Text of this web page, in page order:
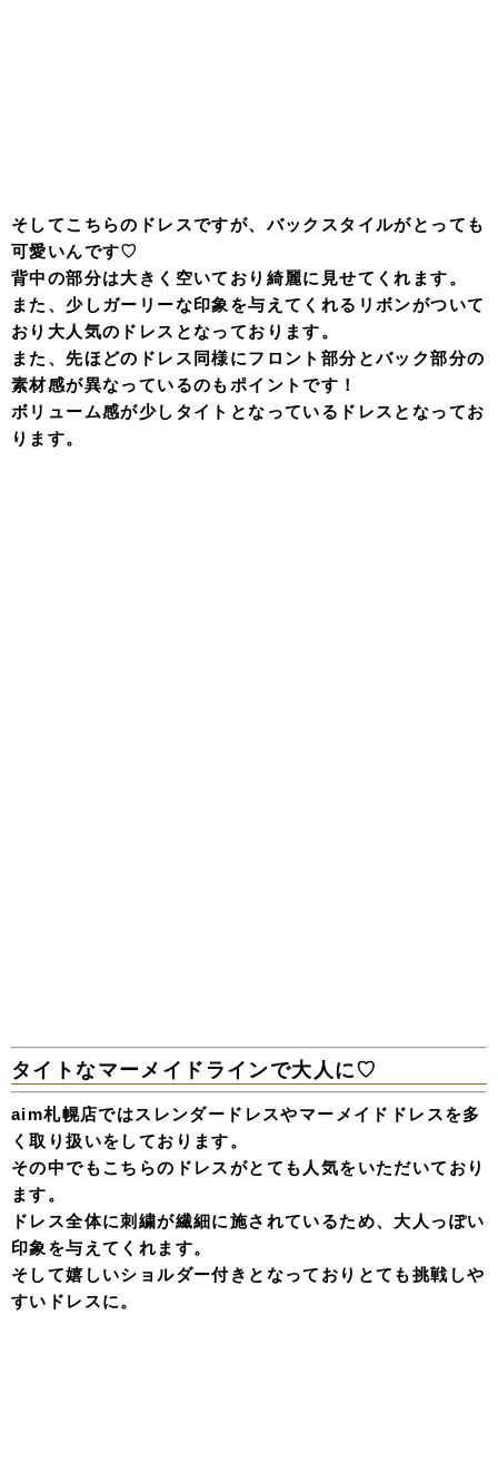
そしてこちらのドレスですが、バックスタイルがとっても
可愛いんです♡
背中の部分は大きく空いており綺麗に見せてくれます。
また、少しガーリーな印象を与えてくれるリボンがついて
おり大人気のドレスとなっております。
また、先ほどのドレス同様にフロント部分とバック部分の
素材感が異なっているのもポイントです！
ボリューム感が少しタイトとなっているドレスとなってお
ります。
タイトなマーメイドラインで大人に♡
aim札幌店ではスレンダードレスやマーメイドドレスを多
く取り扱いをしております。
その中でもこちらのドレスがとても人気をいただいており
ます。
ドレス全体に刺繍が繊細に施されているため、大人っぽい
印象を与えてくれます。
そして嬉しいショルダー付きとなっておりとても挑戦しや
すいドレスに。